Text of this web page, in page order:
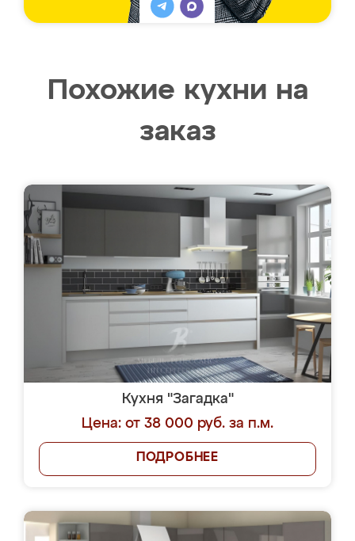
Похожие кухни на
заказ
Кухня "Загадка"
Цена: от 38 000 руб. за п.м.
ПОДРОБНЕЕ